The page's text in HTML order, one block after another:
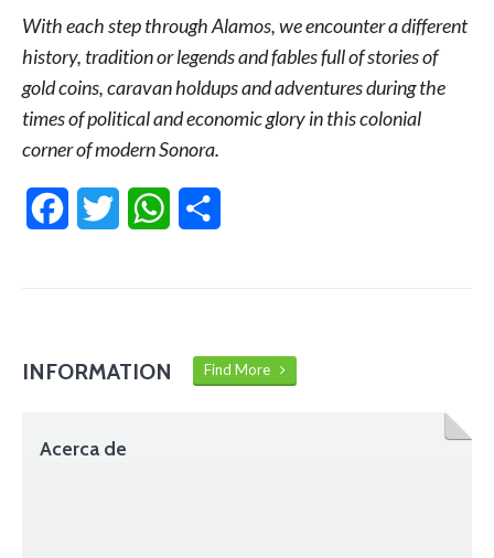
With each step through Alamos, we encounter a different
history, tradition or legends and fables full of stories of
gold coins, caravan holdups and adventures during the
times of political and economic glory in this colonial
corner of modern Sonora.
FacebookTwitter WhatsApp
INFORMATION Find More
Acerca de